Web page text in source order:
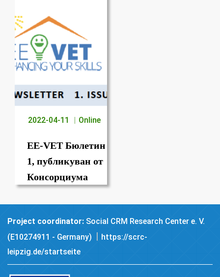
2022-04-11 Online
EE-VET Бюлетин
1, публикуван от
Консорциума
Project coordinator: Social CRM Research Center e. V.
(E10274911 - Germany) | https://scrc-
leipzig.de/startseite